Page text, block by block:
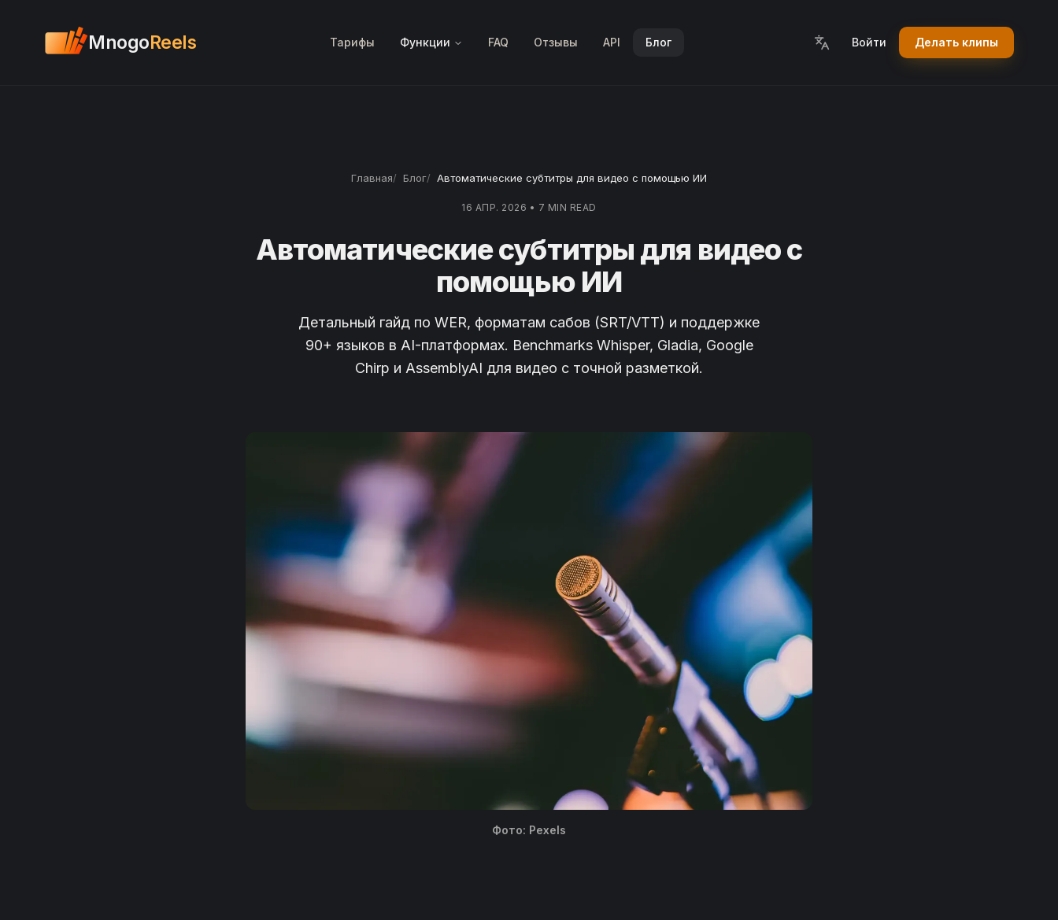
MnogoReels Тарифы Функции FAQ Отзывы API Блог Войти Делать клипы
Главная Блог Автоматические субтитры для видео с помощью ИИ
16 АПР. 2026 • 7 MIN READ
Автоматические субтитры для видео с
помощью ИИ
Детальный гайд по WER, форматам сабов (SRT/VTT) и поддержке
90+ языков в AI-платформах. Benchmarks Whisper, Gladia, Google
Chirp и AssemblyAI для видео с точной разметкой.
Фото: Pexels